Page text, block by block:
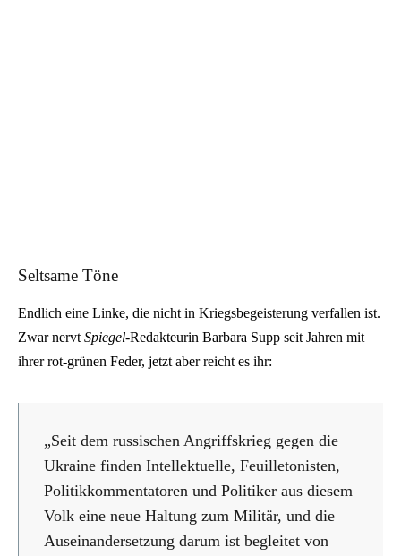
Seltsame Töne
Endlich eine Linke, die nicht in Kriegsbegeisterung verfallen ist.
Zwar nervt Spiegel-Redakteurin Barbara Supp seit Jahren mit
ihrer rot-grünen Feder, jetzt aber reicht es ihr:
„Seit dem russischen Angriffskrieg gegen die
Ukraine finden Intellektuelle, Feuilletonisten,
Politikkommentatoren und Politiker aus diesem
Volk eine neue Haltung zum Militär, und die
Auseinandersetzung darum ist begleitet von